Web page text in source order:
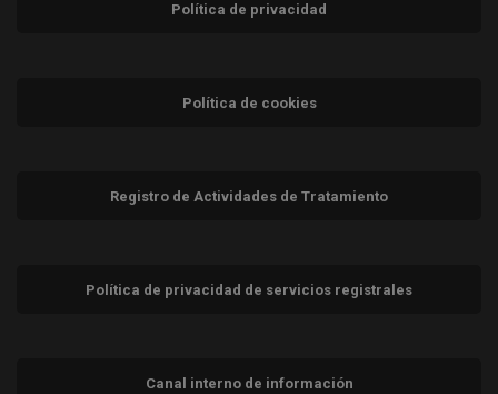
Política de privacidad
Política de cookies
Registro de Actividades de Tratamiento
Política de privacidad de servicios registrales
Canal interno de información